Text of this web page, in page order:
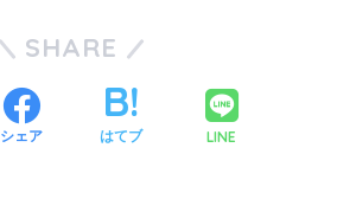
SHARE
シェア はてブ LINE